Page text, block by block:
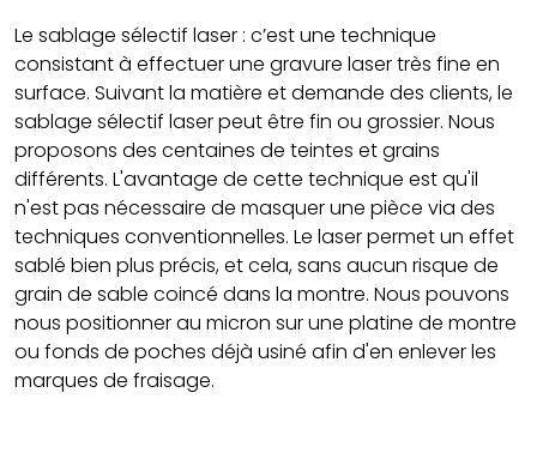
Le sablage sélectif laser : c’est une technique
consistant à effectuer une gravure laser très fine en
surface. Suivant la matière et demande des clients, le
sablage sélectif laser peut être fin ou grossier. Nous
proposons des centaines de teintes et grains
différents. L'avantage de cette technique est qu'il
n'est pas nécessaire de masquer une pièce via des
techniques conventionnelles. Le laser permet un effet
sablé bien plus précis, et cela, sans aucun risque de
grain de sable coincé dans la montre. Nous pouvons
nous positionner au micron sur une platine de montre
ou fonds de poches déjà usiné afin d'en enlever les
marques de fraisage.